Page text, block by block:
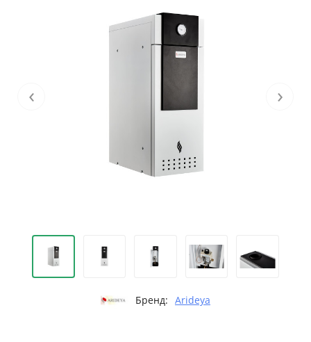
‹ ›
Бренд: Arideya